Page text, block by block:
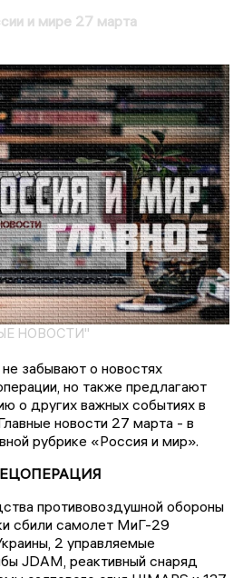
и мире 27 марта
НОВОСТИ"
забывают о новостях
но также предлагают
о других важных событиях в
новости 27 марта - в
рубрике «Россия и мир».
противовоздушной обороны
сбили самолет МиГ-29
2 управляемые
JDAM, реактивный снаряд